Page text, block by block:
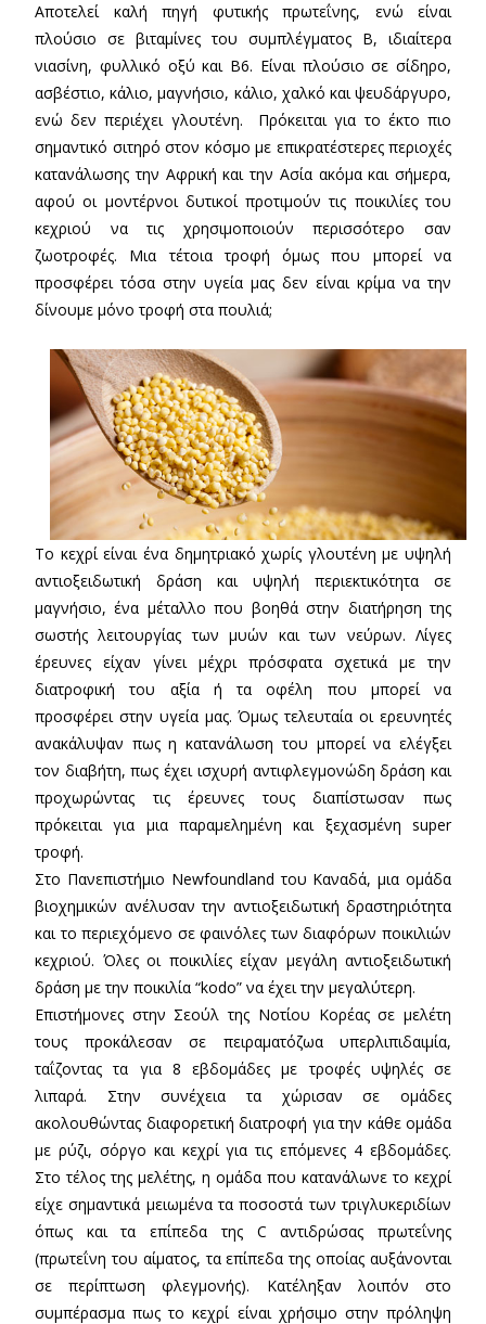
Αποτελεί καλή πηγή φυτικής πρωτεΐνης, ενώ είναι
πλούσιο σε βιταμίνες του συμπλέγματος Β, ιδιαίτερα
νιασίνη, φυλλικό οξύ και Β6. Είναι πλούσιο σε σίδηρο,
ασβέστιο, κάλιο, μαγνήσιο, κάλιο, χαλκό και ψευδάργυρο,
ενώ δεν περιέχει γλουτένη. Πρόκειται για το έκτο πιο
σημαντικό σιτηρό στον κόσμο με επικρατέστερες περιοχές
κατανάλωσης την Αφρική και την Ασία ακόμα και σήμερα,
αφού οι μοντέρνοι δυτικοί προτιμούν τις ποικιλίες του
κεχριού να τις χρησιμοποιούν περισσότερο σαν
ζωοτροφές. Μια τέτοια τροφή όμως που μπορεί να
προσφέρει τόσα στην υγεία μας δεν είναι κρίμα να την
δίνουμε μόνο τροφή στα πουλιά;
Το κεχρί είναι ένα δημητριακό χωρίς γλουτένη με υψηλή
αντιοξειδωτική δράση και υψηλή περιεκτικότητα σε
μαγνήσιο, ένα μέταλλο που βοηθά στην διατήρηση της
σωστής λειτουργίας των μυών και των νεύρων. Λίγες
έρευνες είχαν γίνει μέχρι πρόσφατα σχετικά με την
διατροφική του αξία ή τα οφέλη που μπορεί να
προσφέρει στην υγεία μας. Όμως τελευταία οι ερευνητές
ανακάλυψαν πως η κατανάλωση του μπορεί να ελέγξει
τον διαβήτη, πως έχει ισχυρή αντιφλεγμονώδη δράση και
προχωρώντας τις έρευνες τους διαπίστωσαν πως
πρόκειται για μια παραμελημένη και ξεχασμένη super
τροφή.
Στο Πανεπιστήμιο Newfoundland του Καναδά, μια ομάδα
βιοχημικών ανέλυσαν την αντιοξειδωτική δραστηριότητα
και το περιεχόμενο σε φαινόλες των διαφόρων ποικιλιών
κεχριού. Όλες οι ποικιλίες είχαν μεγάλη αντιοξειδωτική
δράση με την ποικιλία “kodo” να έχει την μεγαλύτερη.
Επιστήμονες στην Σεούλ της Νοτίου Κορέας σε μελέτη
τους προκάλεσαν σε πειραματόζωα υπερλιπιδαιμία,
ταΐζοντας τα για 8 εβδομάδες με τροφές υψηλές σε
λιπαρά. Στην συνέχεια τα χώρισαν σε ομάδες
ακολουθώντας διαφορετική διατροφή για την κάθε ομάδα
με ρύζι, σόργο και κεχρί για τις επόμενες 4 εβδομάδες.
Στο τέλος της μελέτης, η ομάδα που κατανάλωνε το κεχρί
είχε σημαντικά μειωμένα τα ποσοστά των τριγλυκεριδίων
όπως και τα επίπεδα της C αντιδρώσας πρωτεΐνης
(πρωτεΐνη του αίματος, τα επίπεδα της οποίας αυξάνονται
σε περίπτωση φλεγμονής). Κατέληξαν λοιπόν στο
συμπέρασμα πως το κεχρί είναι χρήσιμο στην πρόληψη